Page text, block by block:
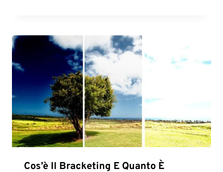
Cos’è Il Bracketing E Quanto È